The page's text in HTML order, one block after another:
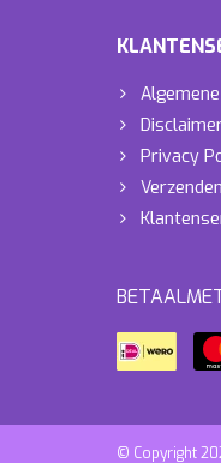
Privacy
© Copyright